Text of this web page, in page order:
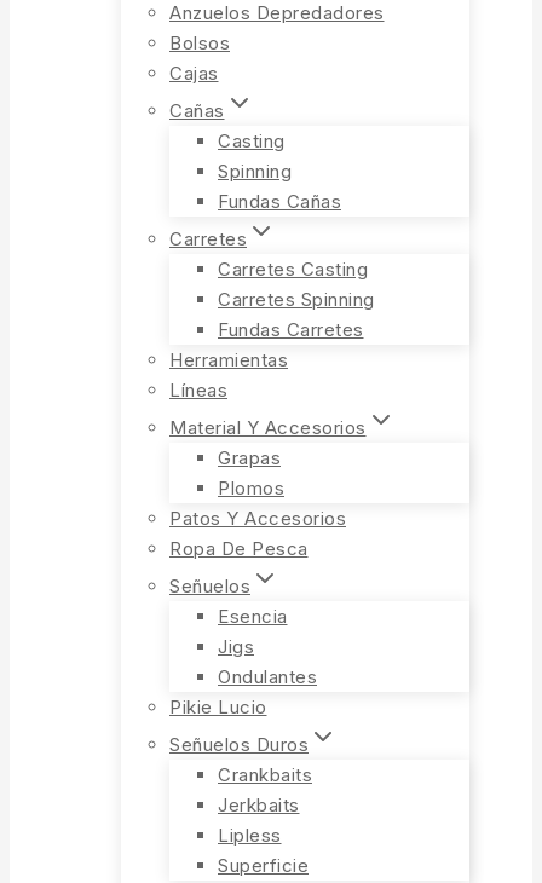
Anzuelos Depredadores
Bolsos
Cajas
Cañas
Casting
Spinning
Fundas Cañas
Carretes
Carretes Casting
Carretes Spinning
Fundas Carretes
Herramientas
Líneas
Material Y Accesorios
Grapas
Plomos
Patos Y Accesorios
Ropa De Pesca
Señuelos
Esencia
Jigs
Ondulantes
Pikie Lucio
Señuelos Duros
Crankbaits
Jerkbaits
Lipless
Superficie